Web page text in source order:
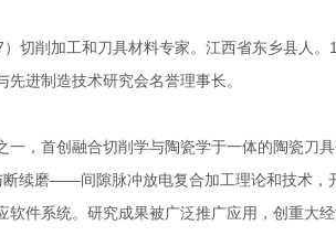
削加工和刀具材料专家。江西省东乡县人。
进制造技术研究会名誉理事长。
首创融合切削学与陶瓷学于一体的陶瓷刀具
续磨——间隙脉冲放电复合加工理论和技术，
软件系统。研究成果被广泛推广应用，创重大